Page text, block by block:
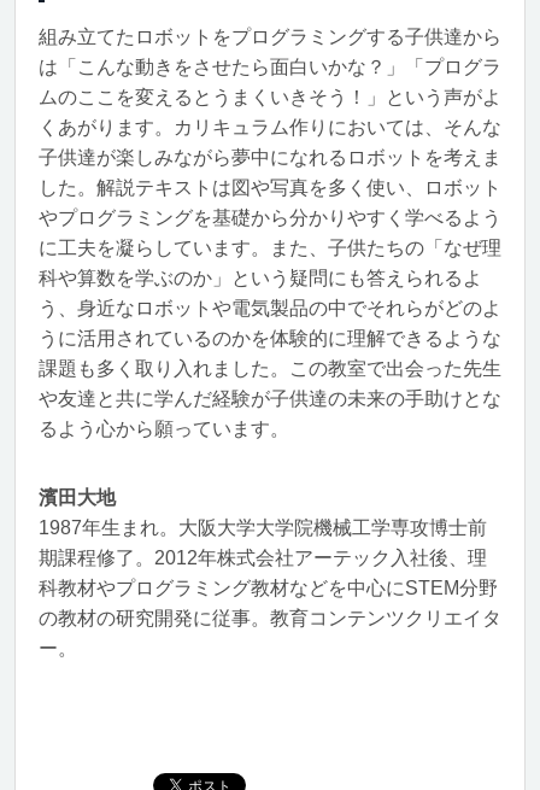
組み立てたロボットをプログラミングする子供達から
は「こんな動きをさせたら面白いかな？」「プログラ
ムのここを変えるとうまくいきそう！」という声がよ
くあがります。カリキュラム作りにおいては、そんな
子供達が楽しみながら夢中になれるロボットを考えま
した。解説テキストは図や写真を多く使い、ロボット
やプログラミングを基礎から分かりやすく学べるよう
に工夫を凝らしています。また、子供たちの「なぜ理
科や算数を学ぶのか」という疑問にも答えられるよ
う、身近なロボットや電気製品の中でそれらがどのよ
うに活用されているのかを体験的に理解できるような
課題も多く取り入れました。この教室で出会った先生
や友達と共に学んだ経験が子供達の未来の手助けとな
るよう心から願っています。
濱田大地
1987年生まれ。大阪大学大学院機械工学専攻博士前
期課程修了。2012年株式会社アーテック入社後、理
科教材やプログラミング教材などを中心にSTEM分野
の教材の研究開発に従事。教育コンテンツクリエイタ
ー。